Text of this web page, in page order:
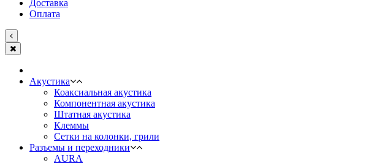
Доставка
Оплата
Акустика
Коаксиальная акустика
Компонентная акустика
Штатная акустика
Клеммы
Сетки на колонки, грили
Разъемы и переходники
AURA